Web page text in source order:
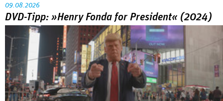
09.08.2026
DVD-Tipp: »Henry Fonda for President« (2024)